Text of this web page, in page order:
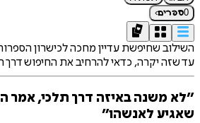
0ספרים›
השילוב שחיפשת עדיין מחכה לכישרון
עד שזה יקרה, כדאי להרחיב את החיפוש דרך
״לא משנה באיזה דרך תלכי, אמר
שאגיע לאנשהו״